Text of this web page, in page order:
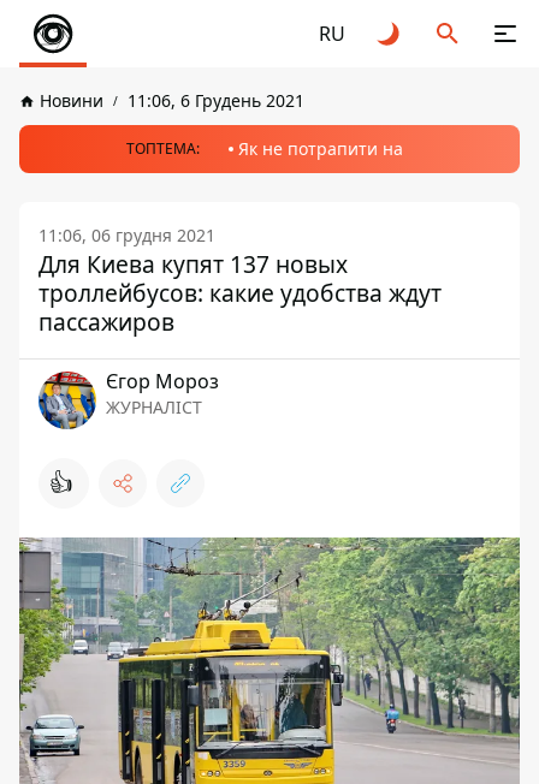
RU
Новини 11:06, 6 Грудень 2021
ТОПТЕМА: Як не потрапити на
11:06, 06 грудня 2021
Для Киева купят 137 новых
троллейбусов: какие удобства ждут
пассажиров
Єгор Мороз
ЖУРНАЛІСТ
👍